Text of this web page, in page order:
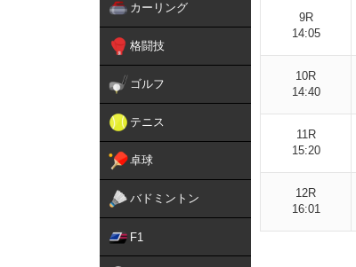
カーリング
格闘技
ゴルフ
テニス
卓球
バドミントン
F1
9R
14:05
10R
14:40
11R
15:20
12R
16:01